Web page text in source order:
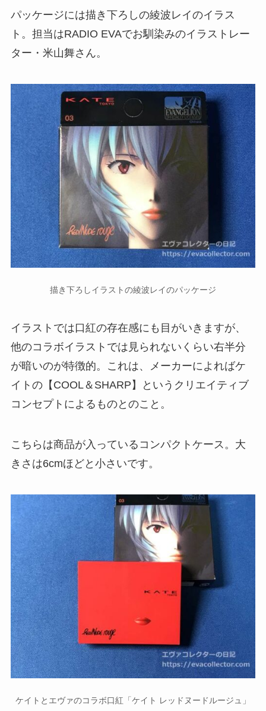
パッケージには描き下ろしの綾波レイのイラス
ト。担当はRADIO EVAでお馴染みのイラストレー
ター・米山舞さん。
描き下ろしイラストの綾波レイのパッケージ
イラストでは口紅の存在感にも目がいきますが、
他のコラボイラストでは見られないくらい右半分
が暗いのが特徴的。これは、メーカーによればケ
イトの【COOL＆SHARP】というクリエイティブ
コンセプトによるものとのこと。
こちらは商品が入っているコンパクトケース。大
きさは6cmほどと小さいです。
ケイトとエヴァのコラボ口紅「ケイト レッドヌードルージュ」